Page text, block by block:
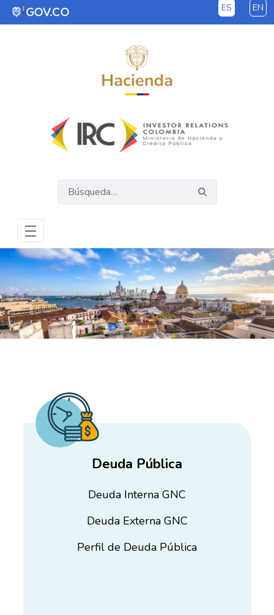
Saltar al contenido principal ES EN
Deuda Pública
Deuda Interna GNC
Deuda Externa GNC
Perfil de Deuda Pública